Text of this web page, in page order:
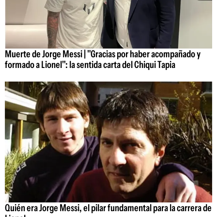
Muerte de Jorge Messi | "Gracias por haber acompañado y
formado a Lionel": la sentida carta del Chiqui Tapia
Quién era Jorge Messi, el pilar fundamental para la carrera de